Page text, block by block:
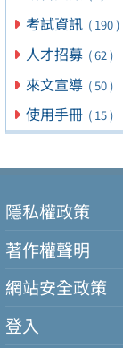
考試資訊 ( 190 )
人才招募 ( 62 )
來文宣導 ( 50 )
使用手冊 ( 15 )
隱私權政策
著作權聲明
網站安全政策
登入